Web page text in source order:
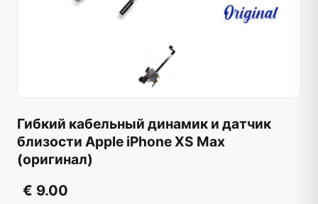
Гибкий кабельный динамик и датчик
близости Apple iPhone XS Max
(оригинал)
€ 9.00